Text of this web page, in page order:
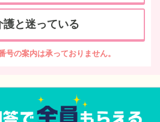
護と迷っている
号の案内は承っておりません。